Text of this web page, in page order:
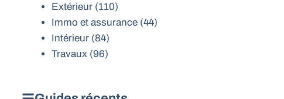
Extérieur (110)
Immo et assurance (44)
Intérieur (84)
Travaux (96)